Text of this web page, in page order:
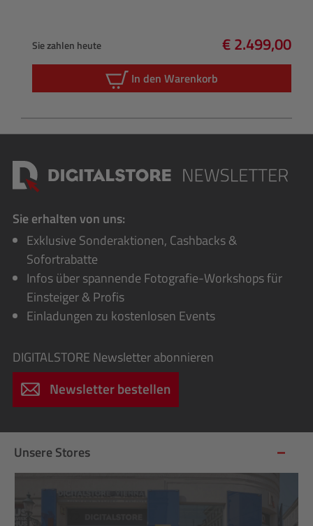
Sie zahlen heute
Regulärer
€ 2.499,00
In den Warenkorb
Sie erhalten von uns:
Exklusive Sonderaktionen, Cashbacks &
Sofortrabatte
Infos über spannende Fotografie-Workshops für
Einsteiger & Profis
Einladungen zu kostenlosen Events
DIGITALSTORE Newsletter abonnieren
Newsletter bestellen
Unsere Stores